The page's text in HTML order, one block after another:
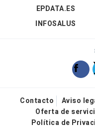
EPDATA.ES
INFOSALUS
Contacto Aviso
Oferta de
Política de